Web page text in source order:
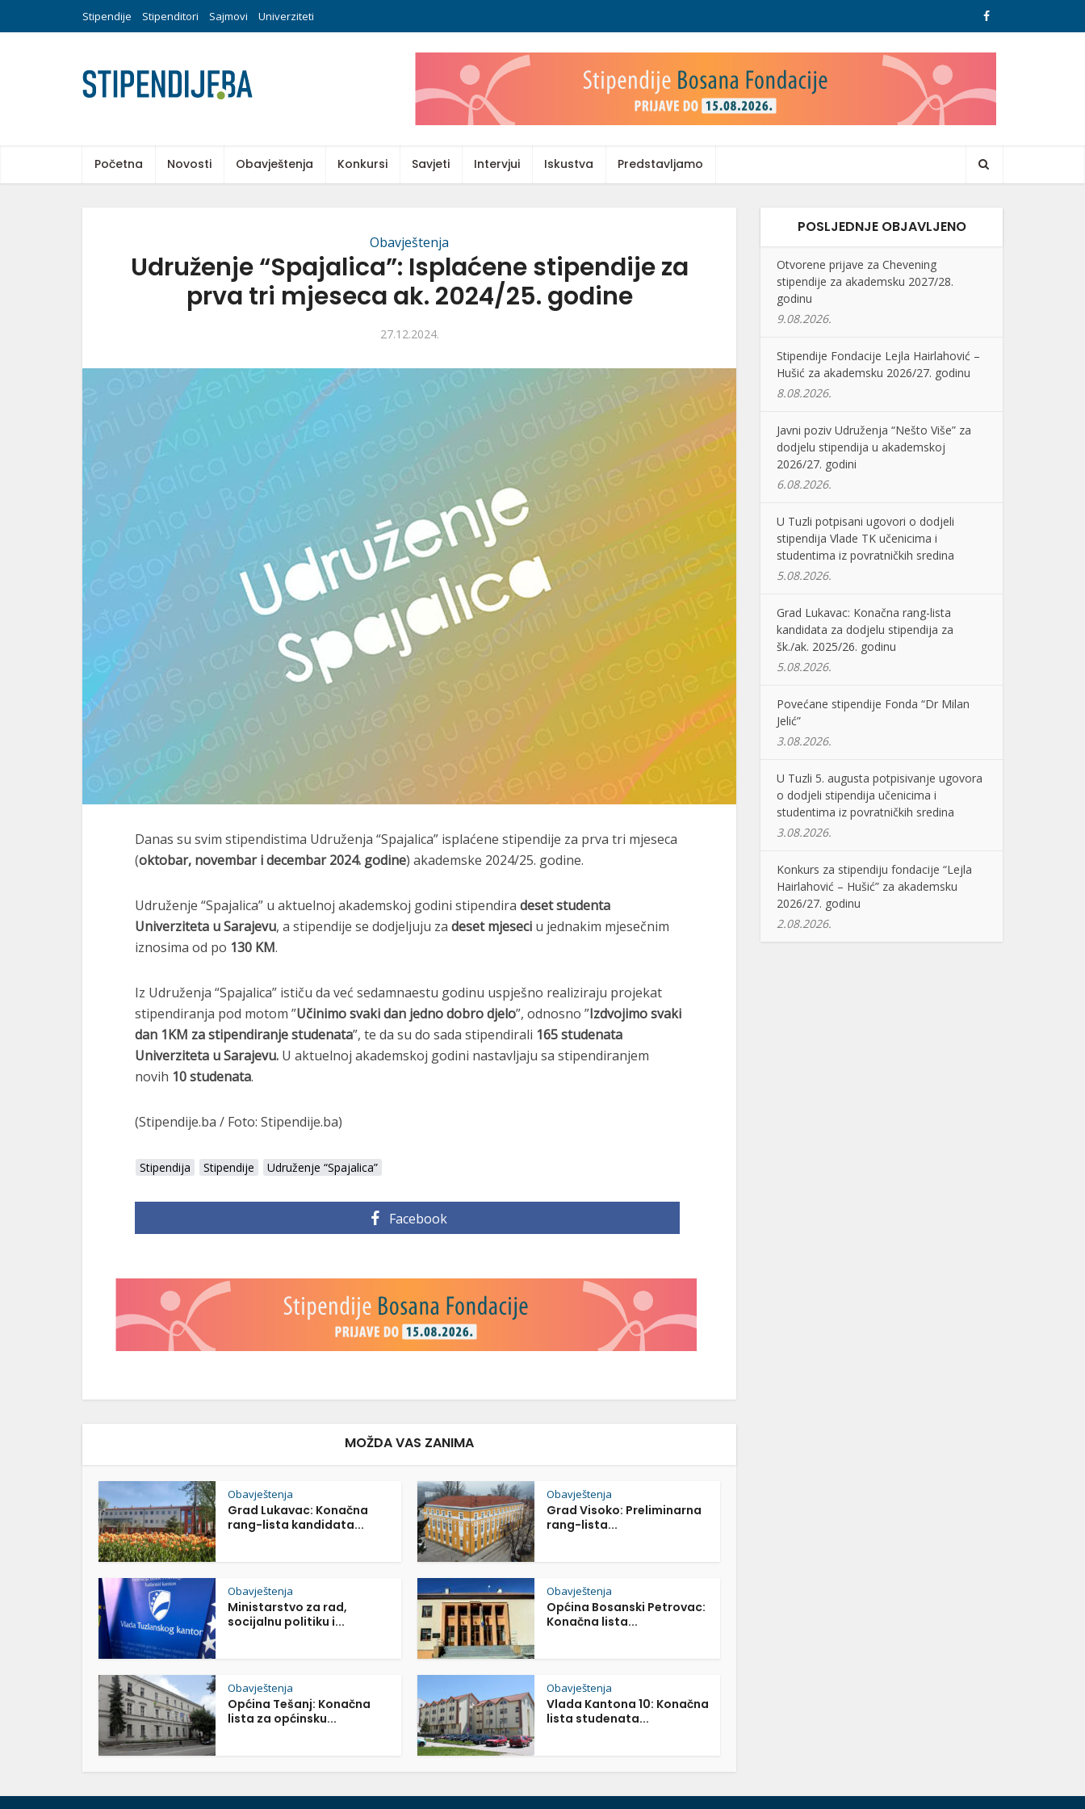
Stipendije Stipenditori Sajmovi Univerziteti
Početna Novosti Obavještenja Konkursi Savjeti Intervjui Iskustva Predstavljamo
Obavještenja
Udruženje “Spajalica”: Isplaćene stipendije za
prva tri mjeseca ak. 2024/25. godine
27.12.2024.
Danas su svim stipendistima Udruženja “Spajalica” isplaćene stipendije za prva tri mjeseca
(oktobar, novembar i decembar 2024. godine) akademske 2024/25. godine.
Udruženje “Spajalica” u aktuelnoj akademskoj godini stipendira deset studenta
Univerziteta u Sarajevu, a stipendije se dodjeljuju za deset mjeseci u jednakim mjesečnim
iznosima od po 130 KM.
Iz Udruženja “Spajalica” ističu da već sedamnaestu godinu uspješno realiziraju projekat
stipendiranja pod motom ”Učinimo svaki dan jedno dobro djelo”, odnosno ”Izdvojimo svaki
dan 1KM za stipendiranje studenata”, te da su do sada stipendirali 165 studenata
Univerziteta u Sarajevu. U aktuelnoj akademskoj godini nastavljaju sa stipendiranjem
novih 10 studenata.
(Stipendije.ba / Foto: Stipendije.ba)
Stipendija Stipendije Udruženje “Spajalica”
Facebook
MOŽDA VAS ZANIMA
Obavještenja
Grad Lukavac: Konačna
rang-lista kandidata...
Obavještenja
Grad Visoko: Preliminarna
rang-lista...
Obavještenja
Ministarstvo za rad,
socijalnu politiku i...
Obavještenja
Općina Bosanski Petrovac:
Konačna lista...
Obavještenja
Općina Tešanj: Konačna
lista za općinsku...
Obavještenja
Vlada Kantona 10: Konačna
lista studenata...
POSLJEDNJE OBJAVLJENO
Otvorene prijave za Chevening
stipendije za akademsku 2027/28.
godinu
9.08.2026.
Stipendije Fondacije Lejla Hairlahović –
Hušić za akademsku 2026/27. godinu
8.08.2026.
Javni poziv Udruženja “Nešto Više” za
dodjelu stipendija u akademskoj
2026/27. godini
6.08.2026.
U Tuzli potpisani ugovori o dodjeli
stipendija Vlade TK učenicima i
studentima iz povratničkih sredina
5.08.2026.
Grad Lukavac: Konačna rang-lista
kandidata za dodjelu stipendija za
šk./ak. 2025/26. godinu
5.08.2026.
Povećane stipendije Fonda “Dr Milan
Jelić”
3.08.2026.
U Tuzli 5. augusta potpisivanje ugovora
o dodjeli stipendija učenicima i
studentima iz povratničkih sredina
3.08.2026.
Konkurs za stipendiju fondacije “Lejla
Hairlahović – Hušić” za akademsku
2026/27. godinu
2.08.2026.